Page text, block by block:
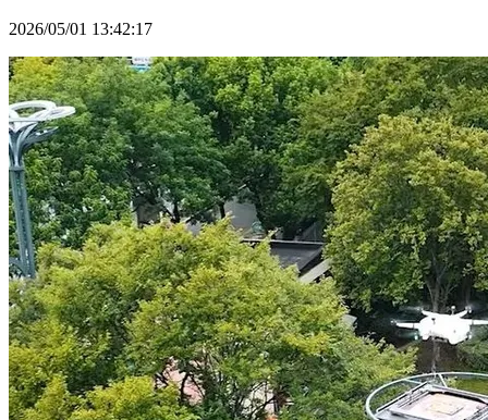
2026/05/01 13:42:17